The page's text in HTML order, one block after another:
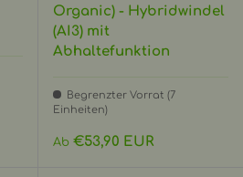
Organic) - Hybridwindel
(AI3) mit
Abhaltefunktion
Begrenzter Vorrat (7
Einheiten)
Normaler Preis
Ab €53,90 EUR